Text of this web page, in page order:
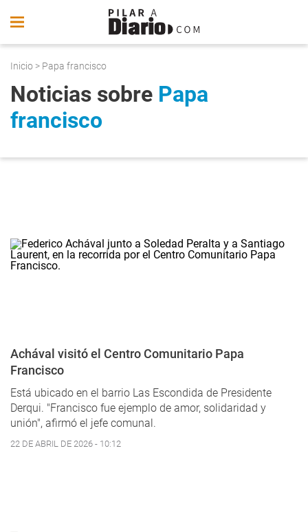
Inicio > Papa francisco
Noticias sobre Papa
francisco
Achával visitó el Centro Comunitario Papa
Francisco
Está ubicado en el barrio Las Escondida de Presidente
Derqui. "Francisco fue ejemplo de amor, solidaridad y
unión", afirmó el jefe comunal.
22 DE ABRIL DE 2026 - 10:12